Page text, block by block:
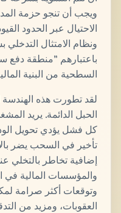
ويجب أن تنجو حزمة
الاحتيال عبر الحدود
ونظام الامتثال التدخلي
باعتبارهم "منطقة دفع
السطحية من البنية
لقد تطورت هذه
الحبل الدائمة. يريد
كل فشل يؤدي تحويل
تأخير في السحب يضر
إضافية تخاطر بالتخلي
والمؤسسات المالية في
وتوقعات أكثر صرامة
العقوبات، ومزيد من